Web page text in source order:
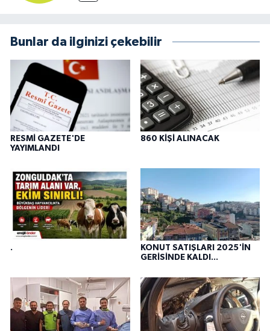
Bunlar da ilginizi çekebilir
RESMİ GAZETE'DE
YAYIMLANDI
860 KİŞİ ALINACAK
.
KONUT SATIŞLARI 2025'İN
GERİSİNDE KALDI...